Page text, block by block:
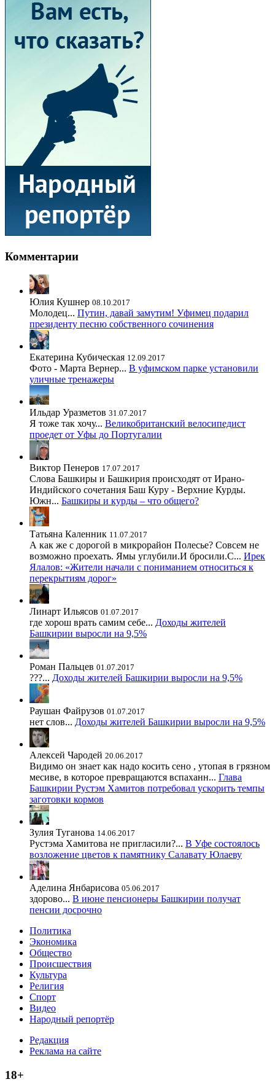
Комментарии
Юлия Кушнер 08.10.2017
Молодец... Путин, давай замутим! Уфимец подарил
президенту песню собственного сочинения
Екатерина Кубическая 12.09.2017
Фото - Марта Вернер... В уфимском парке установили
уличные тренажеры
Ильдар Уразметов 31.07.2017
Я тоже так хочу... Великобританский велосипедист
проедет от Уфы до Португалии
Виктор Пенеров 17.07.2017
Слова Башкиры и Башкирия происходят от Ирано-
Индийского сочетания Баш Куру - Верхние Курды.
Южн... Башкиры и курды – что общего?
Татьяна Каленник 11.07.2017
А как же с дорогой в микрорайон Полесье? Совсем не
возможно проехать. Ямы углубили.И бросили.С... Ирек
Ялалов: «Жители начали с пониманием относиться к
перекрытиям дорог»
Линарт Ильясов 01.07.2017
где хорош врать самим себе... Доходы жителей
Башкирии выросли на 9,5%
Роман Пальцев 01.07.2017
???... Доходы жителей Башкирии выросли на 9,5%
Раушан Файрузов 01.07.2017
нет слов... Доходы жителей Башкирии выросли на 9,5%
Алексей Чародей 20.06.2017
Видимо он знает как надо косить сено , утопая в грязном
месиве, в которое превращаются вспаханн... Глава
Башкирии Рустэм Хамитов потребовал ускорить темпы
заготовки кормов
Зулия Туганова 14.06.2017
Рустэма Хамитова не пригласили?... В Уфе состоялось
возложение цветов к памятнику Салавату Юлаеву
Аделина Янбарисова 05.06.2017
здорово... В июне пенсионеры Башкирии получат
пенсии досрочно
Политика
Экономика
Общество
Происшествия
Культура
Религия
Спорт
Видео
Народный репортёр
Редакция
Реклама на сайте
18+